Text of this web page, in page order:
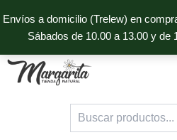
Envíos a domicilio (Trelew) en
Sábados de 10.00 a 13.00 y de
al
contenido
Buscar